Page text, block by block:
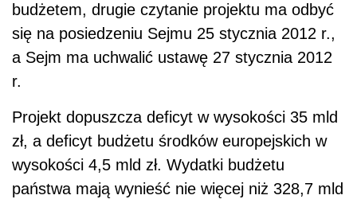
budżetem, drugie czytanie projektu ma odbyć
się na posiedzeniu Sejmu 25 stycznia 2012 r.,
a Sejm ma uchwalić ustawę 27 stycznia 2012
r.
Projekt dopuszcza deficyt w wysokości 35 mld
zł, a deficyt budżetu środków europejskich w
wysokości 4,5 mld zł. Wydatki budżetu
państwa mają wynieść nie więcej niż 328,7 mld